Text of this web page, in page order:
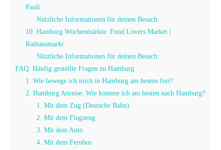
Pauli
Nützliche Informationen für deinen Besuch:
10. Hamburg Wochenmärkte: Food Lovers Market |
Rathausmarkt
Nützliche Informationen für deinen Besuch:
FAQ: Häufig gestellte Fragen zu Hamburg
1. Wie bewege ich mich in Hamburg am besten fort?
2. Hamburg Anreise: Wie komme ich am besten nach Hamburg?
1. Mit dem Zug (Deutsche Bahn)
2. Mit dem Flugzeug
3. Mit dem Auto
4. Mit dem Fernbus